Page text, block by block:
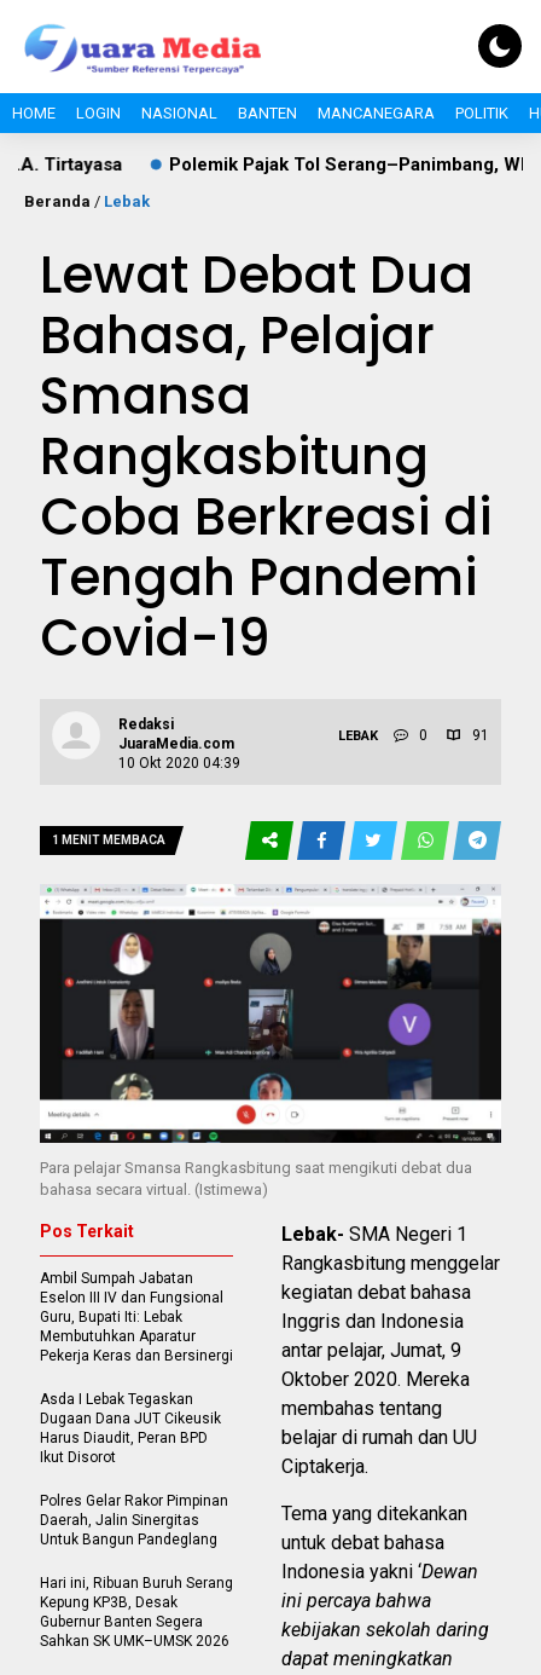
HOME LOGIN NASIONAL BANTEN MANCANEGARA POLITIK
Polemik Pajak Tol Serang–Panimbang, WIKA dan
Beranda / Lebak
Lewat Debat Dua
Bahasa, Pelajar
Smansa
Rangkasbitung
Coba Berkreasi di
Tengah Pandemi
Covid-19
Redaksi
JuaraMedia.com
10 Okt 2020 04:39
LEBAK 0 91
1 MENIT MEMBACA
Para pelajar Smansa Rangkasbitung saat mengikuti debat dua
bahasa secara virtual. (Istimewa)
Lebak- SMA Negeri 1
Rangkasbitung menggelar
kegiatan debat bahasa
Inggris dan Indonesia
antar pelajar, Jumat, 9
Oktober 2020. Mereka
membahas tentang
belajar di rumah dan UU
Ciptakerja.
Tema yang ditekankan
untuk debat bahasa
Indonesia yakni ‘Dewan
ini percaya bahwa
kebijakan sekolah daring
dapat meningkatkan
Pos Terkait
Ambil Sumpah Jabatan
Eselon III IV dan Fungsional
Guru, Bupati Iti: Lebak
Membutuhkan Aparatur
Pekerja Keras dan Bersinergi
Asda I Lebak Tegaskan
Dugaan Dana JUT Cikeusik
Harus Diaudit, Peran BPD
Ikut Disorot
Polres Gelar Rakor Pimpinan
Daerah, Jalin Sinergitas
Untuk Bangun Pandeglang
Hari ini, Ribuan Buruh Serang
Kepung KP3B, Desak
Gubernur Banten Segera
Sahkan SK UMK–UMSK 2026